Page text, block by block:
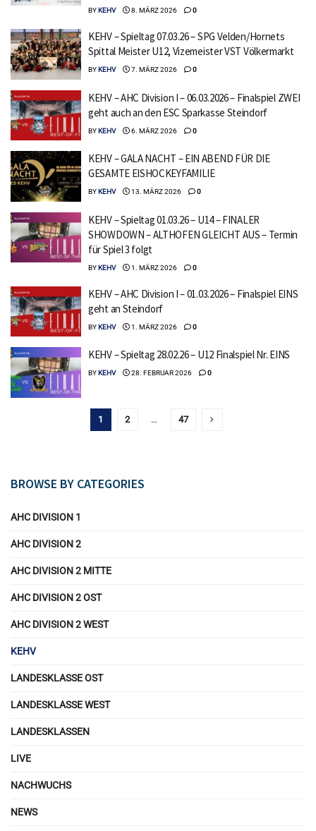
BYKEHV 8. MÄRZ 2026 0
KEHV – Spieltag 07.03.26 – SPG Velden/Hornets
Spittal Meister U12, Vizemeister VST Völkermarkt
BYKEHV 7. MÄRZ 2026 0
KEHV – AHC Division I – 06.03.2026 – Finalspiel ZWEI
geht auch an den ESC Sparkasse Steindorf
BYKEHV 6. MÄRZ 2026 0
KEHV – GALA NACHT – EIN ABEND FÜR DIE
GESAMTE EISHOCKEYFAMILIE
BYKEHV 13. MÄRZ 2026 0
KEHV – Spieltag 01.03.26 – U14 – FINALER
SHOWDOWN – ALTHOFEN GLEICHT AUS – Termin
für Spiel 3 folgt
BYKEHV 1. MÄRZ 2026 0
KEHV – AHC Division I – 01.03.2026 – Finalspiel EINS
geht an Steindorf
BYKEHV 1. MÄRZ 2026 0
KEHV – Spieltag 28.02.26 – U12 Finalspiel Nr. EINS
BYKEHV 28. FEBRUAR 2026 0
1 2 … 47
BROWSE BY CATEGORIES
AHC DIVISION 1
AHC DIVISION 2
AHC DIVISION 2 MITTE
AHC DIVISION 2 OST
AHC DIVISION 2 WEST
KEHV
LANDESKLASSE OST
LANDESKLASSE WEST
LANDESKLASSEN
LIVE
NACHWUCHS
NEWS